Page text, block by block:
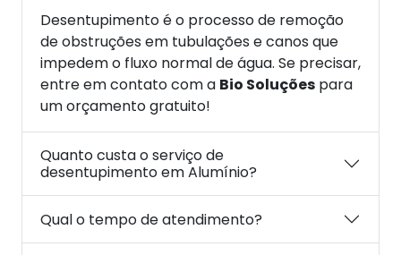
Desentupimento é o processo de remoção
de obstruções em tubulações e canos que
impedem o fluxo normal de água. Se precisar,
entre em contato com a Bio Soluções para
um orçamento gratuito!
Quanto custa o serviço de
desentupimento em Alumínio?
Qual o tempo de atendimento?